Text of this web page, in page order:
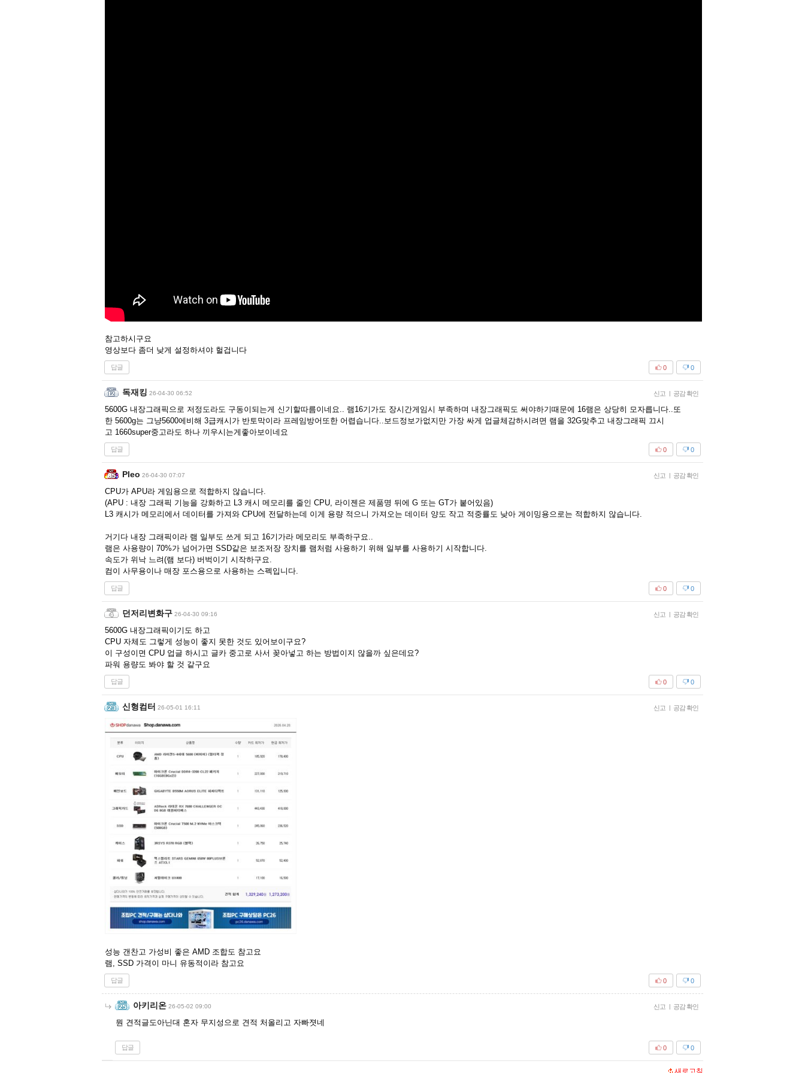
참고하시구요
영상보다 좀더 낮게 설정하셔야 헐겁니다
답글 0
0
독재킹 26-04-30 06:52 신고 | 공감 확인
5600G 내장그래픽으로 저정도라도 구동이되는게 신기할따름이네요.. 램16기가도 장시간게임시 부족하며 내장그래픽도 써야하기때문에 16램은 상당히 모자릅니다..또
한 5600g는 그냥5600에비해 3급캐시가 반토막이라 프레임방어또한 어렵습니다..보드정보가없지만 가장 싸게 업글체감하시려면 램을 32G맞추고 내장그래픽 끄시
고 1660super중고라도 하나 끼우시는게좋아보이네요
답글 0
0
Pleo 26-04-30 07:07 신고 | 공감 확인
CPU가 APU라 게임용으로 적합하지 않습니다.
(APU : 내장 그래픽 기능을 강화하고 L3 캐시 메모리를 줄인 CPU, 라이젠은 제품명 뒤에 G 또는 GT가 붙어있음)
L3 캐시가 메모리에서 데이터를 가져와 CPU에 전달하는데 이게 용량 적으니 가져오는 데이터 양도 작고 적중률도 낮아 게이밍용으로는 적합하지 않습니다.
거기다 내장 그래픽이라 램 일부도 쓰게 되고 16기가라 메모리도 부족하구요..
램은 사용량이 70%가 넘어가면 SSD같은 보조저장 장치를 램처럼 사용하기 위해 일부를 사용하기 시작합니다.
속도가 위낙 느려(램 보다) 버벅이기 시작하구요.
컴이 사무용이나 매장 포스용으로 사용하는 스펙입니다.
답글 0
0
던저리변화구 26-04-30 09:16 신고 | 공감 확인
5600G 내장그래픽이기도 하고
CPU 자체도 그렇게 성능이 좋지 못한 것도 있어보이구요?
이 구성이면 CPU 업글 하시고 글카 중고로 사서 꽂아넣고 하는 방법이지 않을까 싶은데요?
파워 용량도 봐야 할 것 같구요
답글 0
0
신형컴터 26-05-01 16:11 신고 | 공감 확인
성능 갠찬고 가성비 좋은 AMD 조합도 참고요
램, SSD 가격이 마니 유동적이라 참고요
답글 0
0
아키리온 26-05-02 09:00 신고 | 공감 확인
뭔 견적글도아닌대 혼자 무지성으로 견적 처올리고 자빠졋네
답글 0
0
새로고침